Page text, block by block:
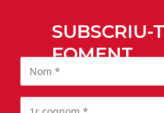
SUBSCRIU-
FOMENT